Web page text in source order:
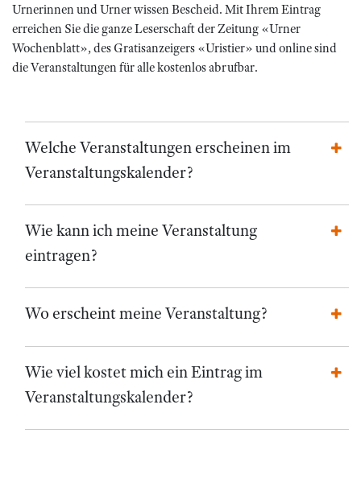
Urnerinnen und Urner wissen Bescheid. Mit Ihrem Eintrag
erreichen Sie die ganze Leserschaft der Zeitung «Urner
Wochenblatt», des Gratisanzeigers «Uristier» und online sind
die Veranstaltungen für alle kostenlos abrufbar.
Welche Veranstaltungen erscheinen im
Veranstaltungskalender?
Wie kann ich meine Veranstaltung
eintragen?
Wo erscheint meine Veranstaltung?
Wie viel kostet mich ein Eintrag im
Veranstaltungskalender?